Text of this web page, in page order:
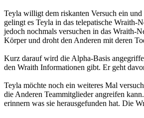
Teyla willigt dem riskanten Versuch ein
gelingt es Teyla in das telepatische Wraith-
jedoch nochmals versuchen in das Wraith-
Körper und droht den Anderen mit deren
Kurz darauf wird die Alpha-Basis
den Wraith Informationen gibt. Er geht
Teyla möchte noch ein weiteres Mal
die Anderen Teammitglieder angreifen
erinnern was sie herausgefunden hat. Die